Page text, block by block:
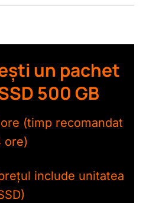
un pachet
500 GB
(timp recomandat
ore)
include unitatea